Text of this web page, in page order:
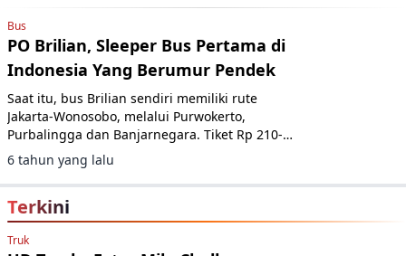
Bus
PO Brilian, Sleeper Bus Pertama di
Indonesia Yang Berumur Pendek
Saat itu, bus Brilian sendiri memiliki rute
Jakarta-Wonosobo, melalui Purwokerto,
Purbalingga dan Banjarnegara. Tiket Rp 210-
240 ribu dengan fasilitas servis makan malam
dan air mineral gratis.
6 tahun yang lalu
Terkini
Truk